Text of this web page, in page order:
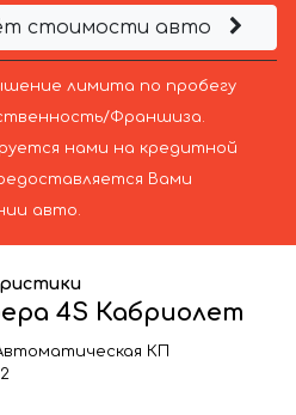
стоимости авто
лимита по пробегу
Франшиза.
нами на кредитной
Вами
авто.
4S Кабриолет
КП